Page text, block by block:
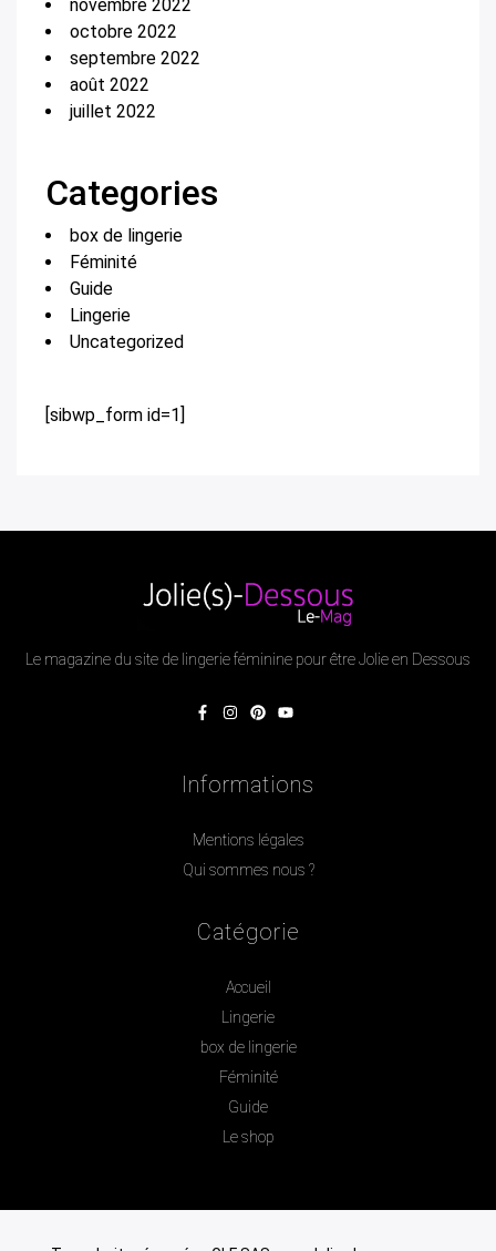
novembre 2022
octobre 2022
septembre 2022
août 2022
juillet 2022
Categories
box de lingerie
Féminité
Guide
Lingerie
Uncategorized
[sibwp_form id=1]
Le magazine du site de lingerie féminine pour être Jolie en Dessous
Informations
Mentions légales
Qui sommes nous ?
Catégorie
Accueil
Lingerie
box de lingerie
Féminité
Guide
Le shop